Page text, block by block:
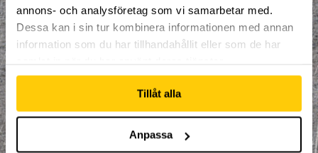
annons- och analysföretag som vi samarbetar med.
Dessa kan i sin tur kombinera informationen med annan
information som du har tillhandahållit eller som de har
Tillåt alla
Anpassa
Parkour
Påsk på Dome
Påsklovsläger 0
Skateboard 0